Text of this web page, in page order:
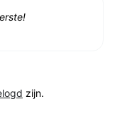
zijn.